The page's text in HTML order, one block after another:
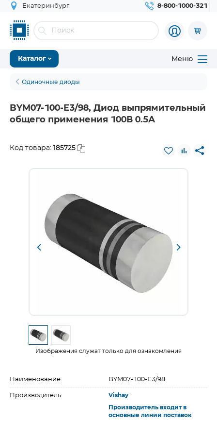
Екатеринбург 8-800-1000-321
Каталог Меню
Одиночные диоды
BYM07-100-E3/98, Диод выпрямительный
общего применения 100В 0.5А
Код товара: 185725
Изображения служат только для ознакомления
Наименование: BYM07-100-E3/98
Производитель: Vishay
Производитель входит в
основные линии поставок